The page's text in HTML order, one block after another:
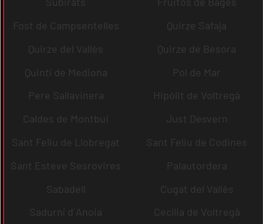
Fost de Campsentelles
Quirze Safaja
Quirze del Vallès
Quirze de Besora
Quintí de Mediona
Pol de Mar
Pere Sallavinera
Hipòlit de Voltregà
Caldes de Montbui
Just Desvern
Sant Feliu de Llobregat
Sant Feliu de Codines
Sant Esteve Sesrovires
Palautordera
Sabadell
Cugat del Vallès
Sadurní d´Anoia
Cecília de Voltregà